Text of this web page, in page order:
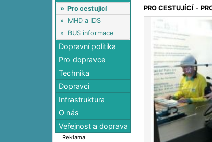
» Pro cestující
» MHD a IDS
» BUS informace
Dopravní politika
Pro dopravce
Technika
Dopravci
Infrastruktura
O nás
Veřejnost a doprava
Reklama
PRO CESTUJÍCÍ -